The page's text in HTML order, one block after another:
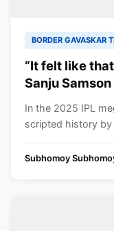
BORDER GAVASKAR
“It felt like
Sanju
Rajasthan
In the 2025 IPL
scripted history by
Subhomoy